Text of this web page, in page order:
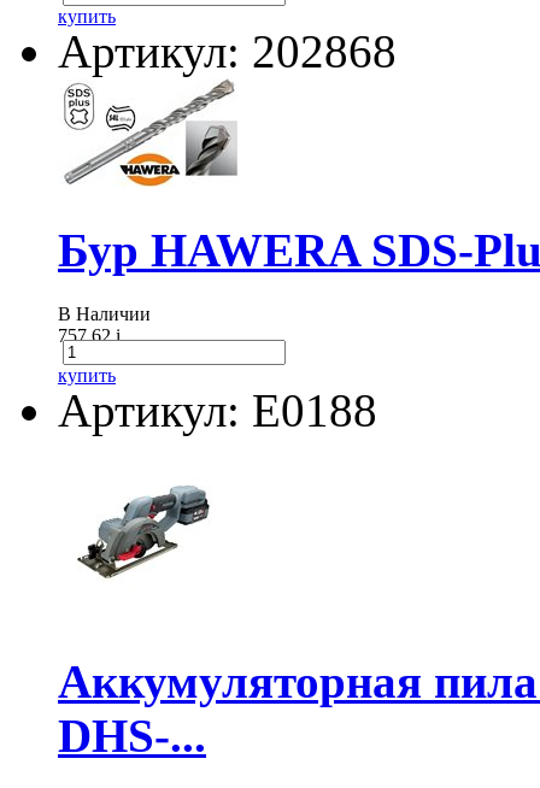
купить
Артикул: 202868
Бур HAWERA SDS-
В Наличии
757.62i
купить
Артикул: E0188
Аккумуляторная
DHS-...